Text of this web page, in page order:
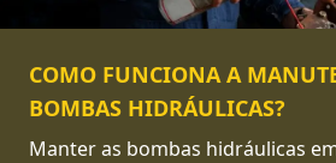
COMO FUNCIONA A
BOMBAS HIDRÁULICAS?
Manter as bombas hidráulicas